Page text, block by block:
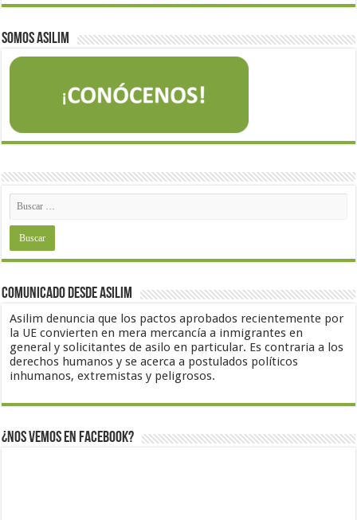
Somos Asilim
Comunicado desde Asilim
Asilim denuncia que los pactos aprobados recientemente por
la UE convierten en mera mercancía a inmigrantes en
general y solicitantes de asilo en particular. Es contraria a los
derechos humanos y se acerca a postulados políticos
inhumanos, extremistas y peligrosos.
¿Nos vemos en Facebook?